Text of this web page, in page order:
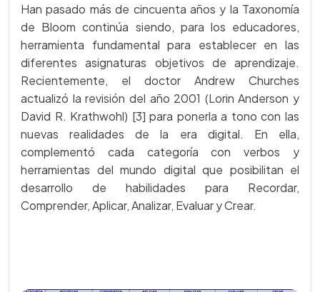
Han pasado más de cincuenta años y la Taxonomía
de Bloom continúa siendo, para los educadores,
herramienta fundamental para establecer en las
diferentes asignaturas objetivos de aprendizaje.
Recientemente, el doctor Andrew Churches
actualizó la revisión del año 2001 (Lorin Anderson y
David R. Krathwohl) [3] para ponerla a tono con las
nuevas realidades de la era digital. En ella,
complementó cada categoría con verbos y
herramientas del mundo digital que posibilitan el
desarrollo de habilidades para Recordar,
Comprender, Aplicar, Analizar, Evaluar y Crear.